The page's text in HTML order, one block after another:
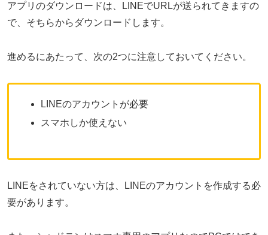
アプリのダウンロードは、LINEでURLが送られてきますの
で、そちらからダウンロードします。
進めるにあたって、次の2つに注意しておいてください。
LINEのアカウントが必要
スマホしか使えない
LINEをされていない方は、LINEのアカウントを作成する必
要があります。